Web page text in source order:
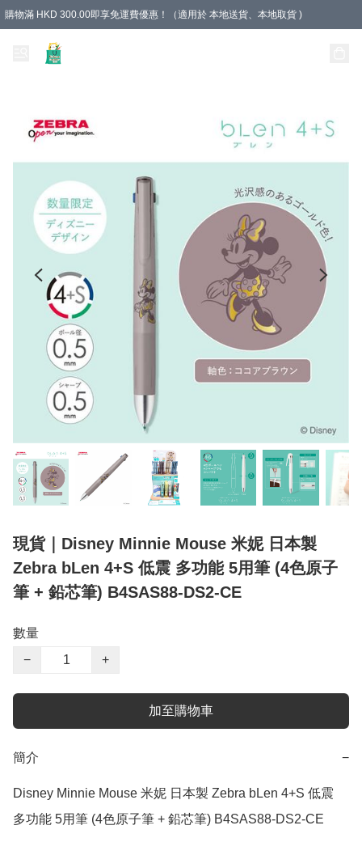
購物滿 HKD 300.00即享免運費優惠！（適用於 本地送貨、本地取貨 )
現貨｜Disney Minnie Mouse 米妮 日本製
Zebra bLen 4+S 低震 多功能 5用筆 (4色原子
筆 + 鉛芯筆) B4SAS88-DS2-CE
數量
−
+
加至購物車
簡介 −
Disney Minnie Mouse 米妮 日本製 Zebra bLen 4+S 低震
多功能 5用筆 (4色原子筆 + 鉛芯筆) B4SAS88-DS2-CE